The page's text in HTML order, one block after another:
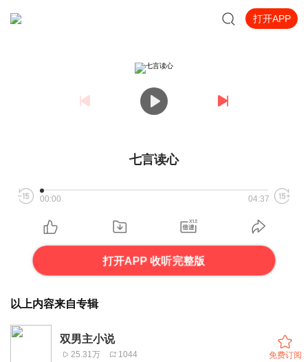
打开APP
七言读心
00:00 04:37
打开APP 收听完整版
以上内容来自专辑
双男主小说
25.31万 1044 免费订阅